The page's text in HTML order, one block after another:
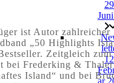
ar
ist Autor zahl­rei­cher
„50 High­lights
Zeit­gleich zum
bei Fre­de­r­king &
Island“ und bei